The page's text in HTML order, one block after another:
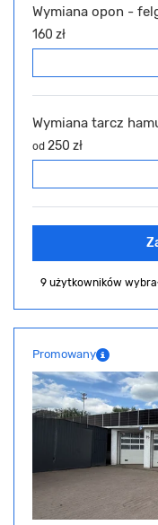
Wymiana opon -
160 zł
Wymiana tarcz
od 250 zł
9 użytkowników
Promowany